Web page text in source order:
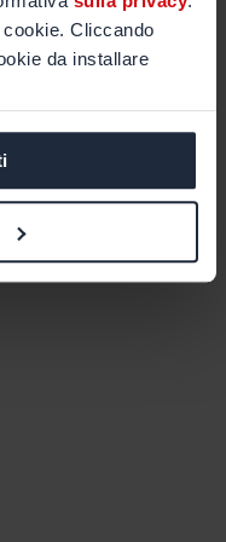
Cliccando
da installare